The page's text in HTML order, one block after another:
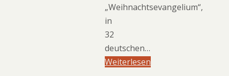
„Weihnachtsevangelium“,
in
32
deutschen…
Weiterlesen